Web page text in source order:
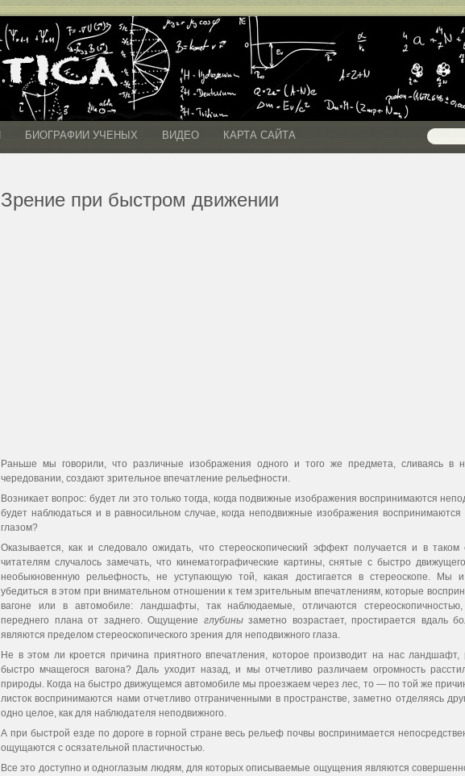
БИОГРАФИИ УЧЕНЫХ ВИДЕО КАРТА САЙТА
Зрение при быстром движении
Раньше мы говорили, что различные изображения одного и того же предмета, сливаясь в
чередовании, создают зрительное впечатление рельефности.
Возникает вопрос: будет ли это только тогда, когда подвижные изображения воспринимаются
будет наблюдаться и в равносильном случае, когда неподвижные изображения
глазом?
Оказывается, как и следовало ожидать, что стереоскопический эффект получается и в
читателям случалось замечать, что кинематографические картины, снятые с быстро
необыкновенную рельефность, не уступающую той, какая достигается в стереоскопе. Мы
убедиться в этом при внимательном отношении к тем зрительным впечатлениям, которые
вагоне или в автомобиле: ландшафты, так наблюдаемые, отличаются
переднего плана от заднего. Ощущение глубинызаметно возрастает, простирается вдаль
являются пределом стереоскопического зрения для неподвижного глаза.
Не в этом ли кроется причина приятного впечатления, которое производит на нас ландшафт,
быстро мчащегося вагона? Даль уходит назад, и мы отчетливо различаем огромность
природы. Когда на быстро движущемся автомобиле мы проезжаем через лес, то — по той же
листок воспринимаются нами отчетливо отграниченными в пространстве, заметно отделяясь
одно целое, как для наблюдателя неподвижного.
А при быстрой езде по дороге в горной стране весь рельеф почвы воспринимается
ощущаются с осязательной пластичностью.
Все это доступно и одноглазым людям, для которых описываемые ощущения являются